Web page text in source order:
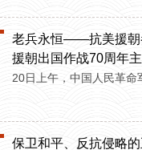
老兵永恒——抗美援朝
援朝出国作战70周年
20日上午，中国人民革命
保卫和平、反抗侵略